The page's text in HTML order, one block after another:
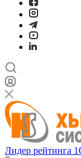
Лидер рейтинга